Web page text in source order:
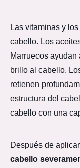
Las vitaminas y
cabello. Los
Marruecos
brillo al cabello.
retienen
estructura del
cabello con una
Después de
cabello